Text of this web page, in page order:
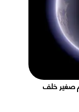
صغير خلف